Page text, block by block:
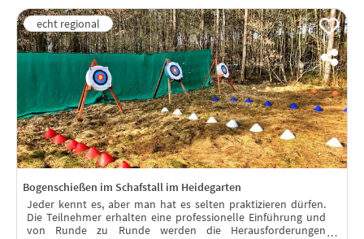
Bogenschießen im Schafstall im Heidegarten
Jeder kennt es, aber man hat es selten praktizieren dürfen.
Die Teilnehmer erhalten eine professionelle Einführung und
von Runde zu Runde werden die Herausforderungen